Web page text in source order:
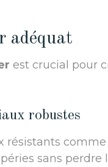
adéquat
est crucial pour
robustes
résistants comme
sans perdre